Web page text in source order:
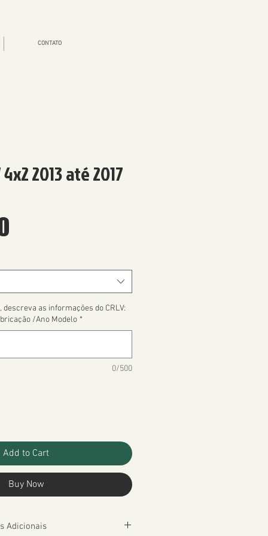
CONTATO
4x2 2013 até 2017
as informações do CRLV:
/Ano Modelo *
0/500
Add to Cart
Buy Now
Adicionais